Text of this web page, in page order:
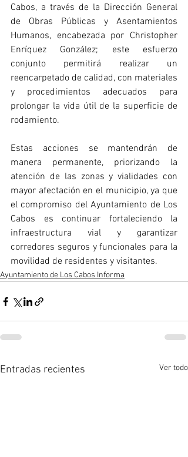
Cabos, a través de la Dirección General
de Obras Públicas y Asentamientos
Humanos, encabezada por Christopher
Enríquez González; este esfuerzo
conjunto permitirá realizar un
reencarpetado de calidad, con materiales
y procedimientos adecuados para
prolongar la vida útil de la superficie de
rodamiento.
Estas acciones se mantendrán de
manera permanente, priorizando la
atención de las zonas y vialidades con
mayor afectación en el municipio, ya que
el compromiso del Ayuntamiento de Los
Cabos es continuar fortaleciendo la
infraestructura vial y garantizar
corredores seguros y funcionales para la
movilidad de residentes y visitantes.
Ayuntamiento de Los Cabos Informa
Entradas recientes Ver todo